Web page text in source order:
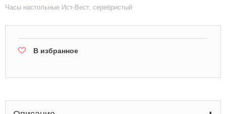
Часы настольные Ист-Вест, серебристый
В избранное